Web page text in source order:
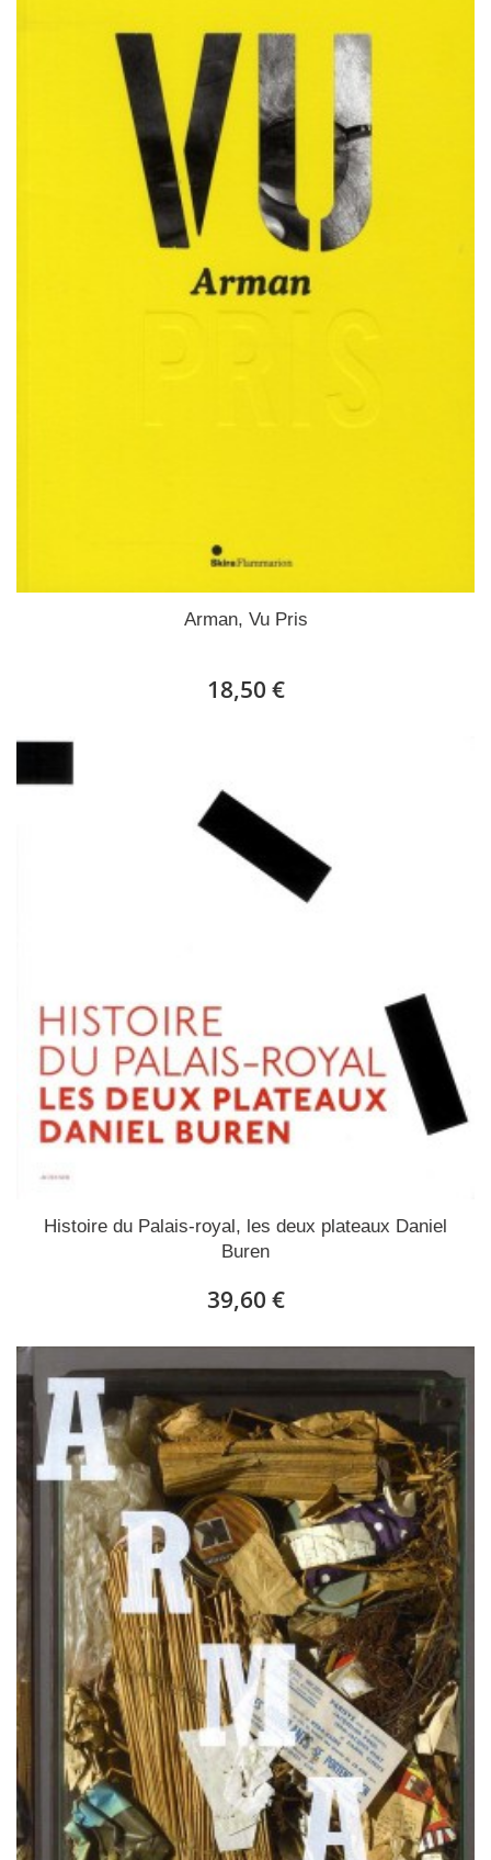
Arman, Vu Pris
18,50 €
Histoire du Palais-royal, les deux plateaux Daniel
Buren
39,60 €